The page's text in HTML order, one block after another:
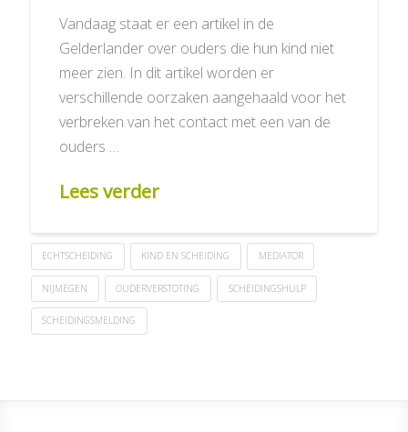
Vandaag staat er een artikel in de
Gelderlander over ouders die hun kind niet
meer zien. In dit artikel worden er
verschillende oorzaken aangehaald voor het
verbreken van het contact met een van de
ouders …
Lees verder
ECHTSCHEIDING KIND EN SCHEIDING MEDIATOR
NIJMEGEN OUDERVERSTOTING SCHEIDINGSHULP
SCHEIDINGSMELDING